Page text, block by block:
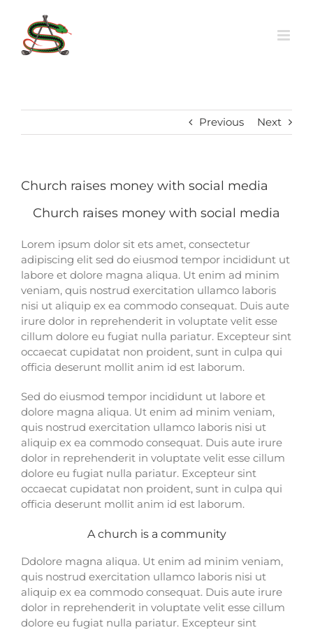
content
Previous Next
Church raises money with social media
Church raises money with social media
Lorem ipsum dolor sit ets amet, consectetur
adipiscing elit sed do eiusmod tempor incididunt ut
labore et dolore magna aliqua. Ut enim ad minim
veniam, quis nostrud exercitation ullamco laboris
nisi ut aliquip ex ea commodo consequat. Duis aute
irure dolor in reprehenderit in voluptate velit esse
cillum dolore eu fugiat nulla pariatur. Excepteur sint
occaecat cupidatat non proident, sunt in culpa qui
officia deserunt mollit anim id est laborum.
Sed do eiusmod tempor incididunt ut labore et
dolore magna aliqua. Ut enim ad minim veniam,
quis nostrud exercitation ullamco laboris nisi ut
aliquip ex ea commodo consequat. Duis aute irure
dolor in reprehenderit in voluptate velit esse cillum
dolore eu fugiat nulla pariatur. Excepteur sint
occaecat cupidatat non proident, sunt in culpa qui
officia deserunt mollit anim id est laborum.
A church is a community
Ddolore magna aliqua. Ut enim ad minim veniam,
quis nostrud exercitation ullamco laboris nisi ut
aliquip ex ea commodo consequat. Duis aute irure
dolor in reprehenderit in voluptate velit esse cillum
dolore eu fugiat nulla pariatur. Excepteur sint